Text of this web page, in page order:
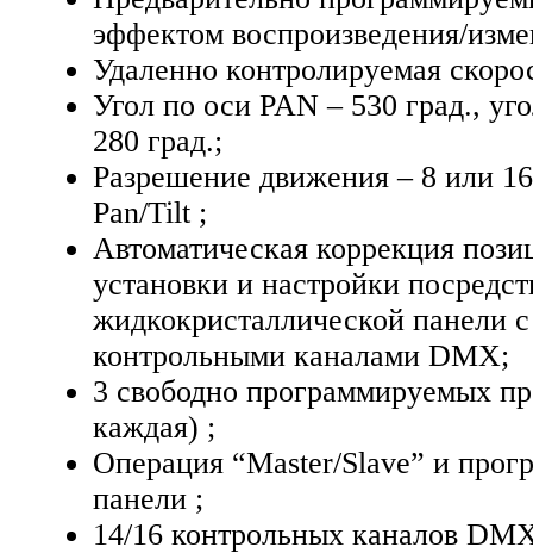
эффектом воспроизведения/
Удаленно контролируемая
Угол по оси PAN – 530 град.,
280 град.;
Разрешение движения – 8 или
Pan/Tilt ;
Автоматическая коррекция
установки и настройки
жидкокристаллической панели
контрольными каналами DMX;
3 свободно программируемых
каждая) ;
Операция “Master/Slave” и
панели ;
14/16 контрольных каналов